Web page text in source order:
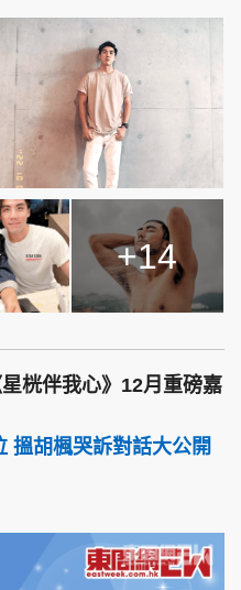
+14
桄伴我心》12月重磅嘉
搵胡楓哭訴對話大公開